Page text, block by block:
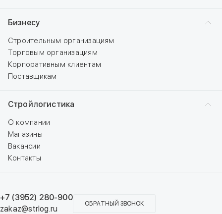
Бизнесу
Строительным организациям
Торговым организациям
Корпоративным клиентам
Поставщикам
Стройлогистика
О компании
Магазины
Вакансии
Контакты
+7 (3952) 280-900
zakaz@strlog.ru
ОБРАТНЫЙ ЗВОНОК